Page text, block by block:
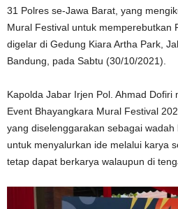
31 Polres se-Jawa Barat, yang
Mural Festival untuk memperebutkan
digelar di Gedung Kiara Artha Park,
Bandung, pada Sabtu (30/10/2021).
Kapolda Jabar Irjen Pol. Ahmad Dofiri
Event Bhayangkara Mural Festival
yang diselenggarakan sebagai
untuk menyalurkan ide melalui karya
tetap dapat berkarya walaupun di